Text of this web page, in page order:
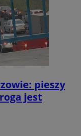
pieszy
jest